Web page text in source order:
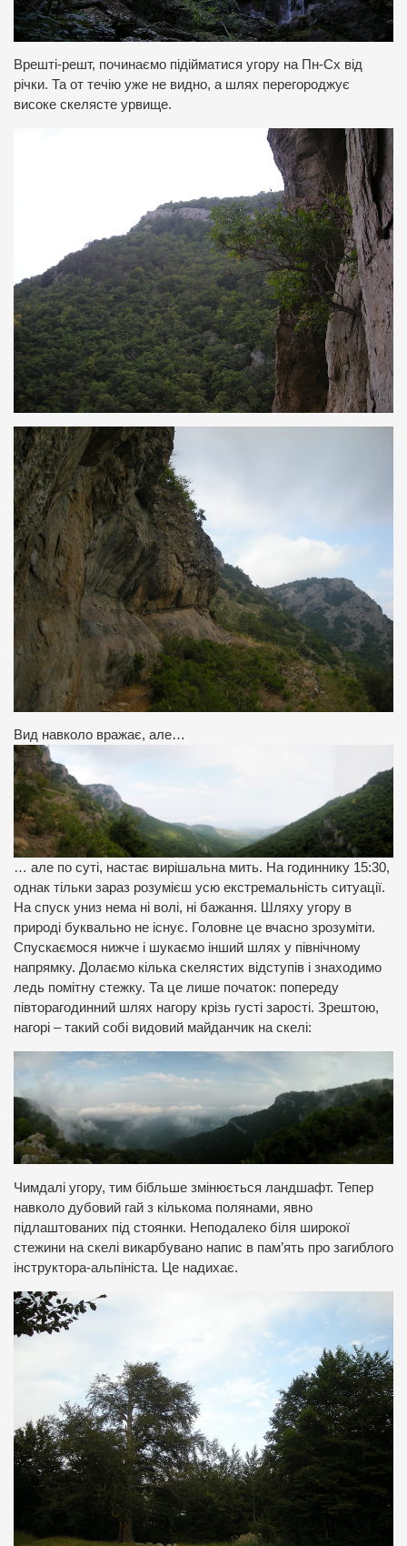
Врешті-решт, починаємо підійматися угору на Пн-Сх від
річки. Та от течію уже не видно, а шлях перегороджує
високе скелясте урвище.
Вид навколо вражає, але…
… але по суті, настає вирішальна мить. На годиннику 15:30,
однак тільки зараз розумієш усю екстремальність ситуації.
На спуск униз нема ні волі, ні бажання. Шляху угору в
природі буквально не існує. Головне це вчасно зрозуміти.
Спускаємося нижче і шукаємо інший шлях у північному
напрямку. Долаємо кілька скелястих відступів і знаходимо
ледь помітну стежку. Та це лише початок: попереду
півторагодинний шлях нагору крізь густі зарості. Зрештою,
нагорі – такий собі видовий майданчик на скелі:
Чимдалі угору, тим бібльше змінюється ландшафт. Тепер
навколо дубовий гай з кількома полянами, явно
підлаштованих під стоянки. Неподалеко біля широкої
стежини на скелі викарбувано напис в пам’ять про загиблого
інструктора-альпініста. Це надихає.